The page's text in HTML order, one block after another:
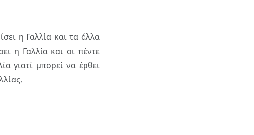
η Γαλλία και τα άλλα
η Γαλλία και οι πέντε
γιατί μπορεί να έρθει